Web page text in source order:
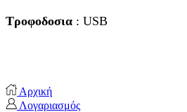
Τροφοδοσια : USB
Αρχική
Λογαριασμός